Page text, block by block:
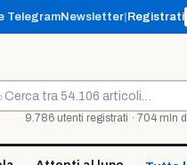
TelegramNewsletter Registrati
9.786 utenti registrati · 704 mln